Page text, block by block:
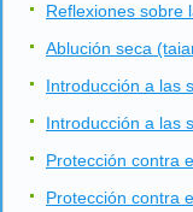
Reflexiones sobre
Ablución seca
Introducción a las
Introducción a las
Protección contra
Protección contra